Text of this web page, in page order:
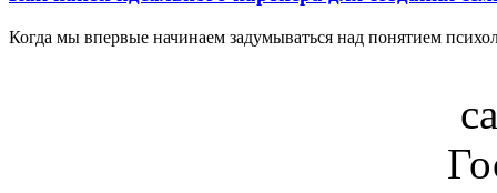
Когда мы впервые начинаем задумываться над понятием